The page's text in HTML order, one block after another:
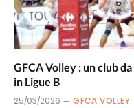
GFCA Volley : un club
in Ligue B
25/03/2026 GFCA VOLLEY